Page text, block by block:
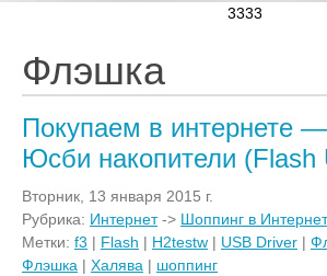
3333
Флэшка
Покупаем в интернете
Юсби накопители (Flash
Вторник, 13 января 2015 г.
Рубрика: Интернет-> Шоппинг в
Метки: f3 | Flash | H2testw | USB Driver |
Флэшка | Халява | шоппинг